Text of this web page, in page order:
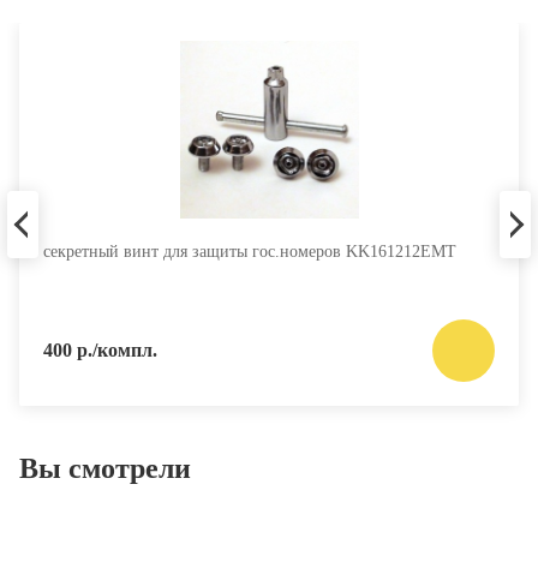
секретный винт для защиты гос.номеров KK161212EMT
400 р./компл.
Вы смотрели